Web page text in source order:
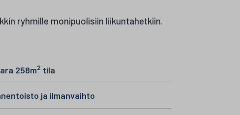
ryhmille monipuolisiin liikuntahetkiin.
258m2 tila
ja ilmanvaihto